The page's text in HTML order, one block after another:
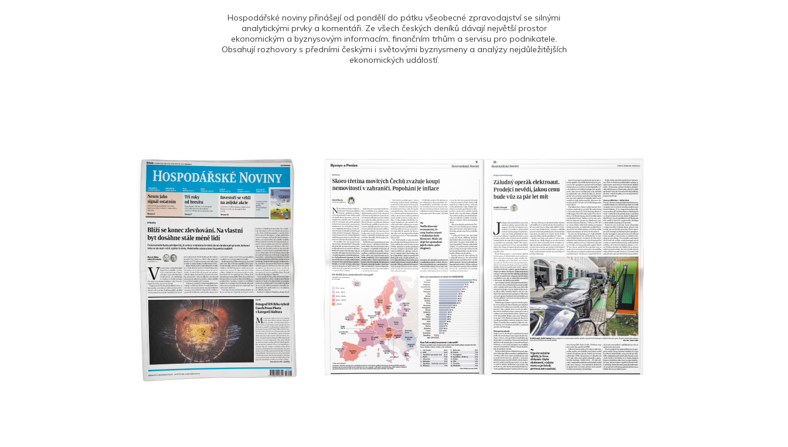
Hospodářské noviny přinášejí od pondělí do pátku všeobecné zpravodajství se silnými
analytickými prvky a komentáři. Ze všech českých deníků dávají největší prostor
ekonomickým a byznysovým informacím, finančním trhům a servisu pro podnikatele.
Obsahují rozhovory s předními českými i světovými byznysmeny a analýzy nejdůležitějších
ekonomických událostí.